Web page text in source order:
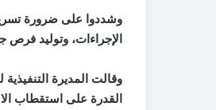
وشددوا على ضرورة
الإجراءات، وتوليد فرص
وقالت المديرة
القدرة على استقطاب